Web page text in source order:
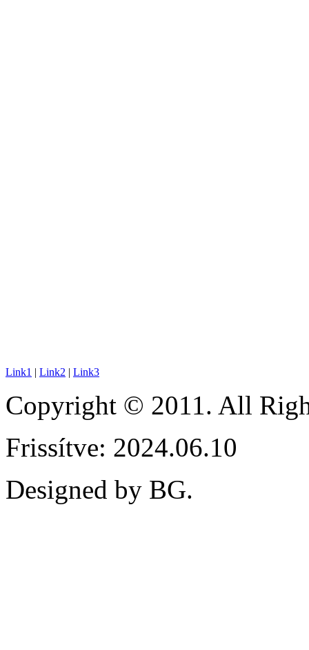
Link1 | Link2 | Link3
Copyright © 2011. All
Frissítve: 2024.06.10
Designed by BG.